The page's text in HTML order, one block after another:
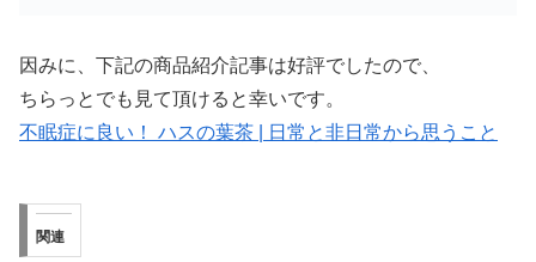
因みに、下記の商品紹介記事は好評でしたので、
ちらっとでも見て頂けると幸いです。
不眠症に良い！ ハスの葉茶 | 日常と非日常から思うこと
関連